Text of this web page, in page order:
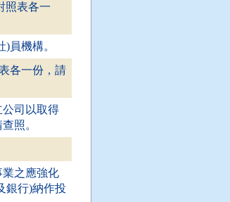
照表各一
員機構。
各一份，請
司以取得
照。
之應強化
銀行)納作投